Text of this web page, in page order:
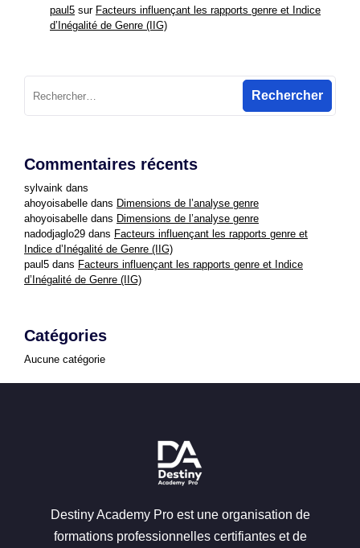
paul5 sur Facteurs influençant les rapports genre et Indice
d’Inégalité de Genre (IIG)
Commentaires récents
sylvaink dans
ahoyoisabelle dans Dimensions de l’analyse genre
ahoyoisabelle dans Dimensions de l’analyse genre
nadodjaglo29 dans Facteurs influençant les rapports genre et
Indice d’Inégalité de Genre (IIG)
paul5 dans Facteurs influençant les rapports genre et Indice
d’Inégalité de Genre (IIG)
Catégories
Aucune catégorie
Destiny Academy Pro est une organisation de
formations professionnelles certifiantes et de